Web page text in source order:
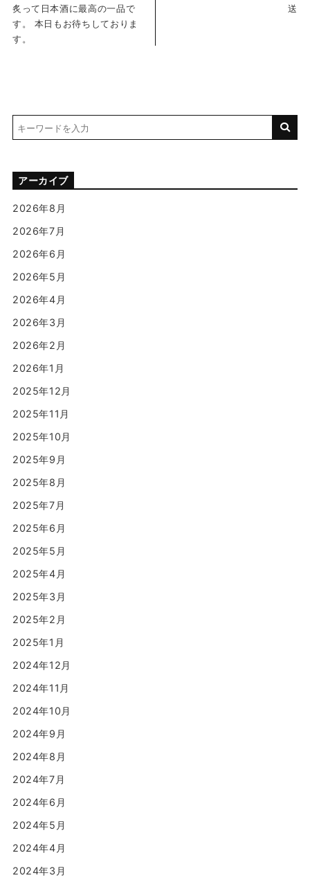
炙って日本酒に最高の一品で
す。 本日もお待ちしておりま
す。
送
アーカイブ
2026年8月
2026年7月
2026年6月
2026年5月
2026年4月
2026年3月
2026年2月
2026年1月
2025年12月
2025年11月
2025年10月
2025年9月
2025年8月
2025年7月
2025年6月
2025年5月
2025年4月
2025年3月
2025年2月
2025年1月
2024年12月
2024年11月
2024年10月
2024年9月
2024年8月
2024年7月
2024年6月
2024年5月
2024年4月
2024年3月